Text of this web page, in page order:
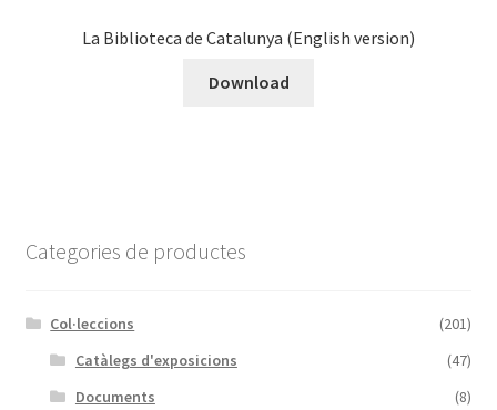
La Biblioteca de Catalunya (English version)
Download
Categories de productes
Col·leccions
(201)
Catàlegs d'exposicions
(47)
Documents
(8)